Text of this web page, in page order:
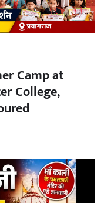
Camp at
College,